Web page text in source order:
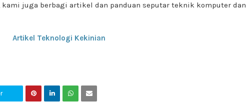
juga berbagi artikel dan panduan seputar teknik komputer dan
Artikel Teknologi Kekinian